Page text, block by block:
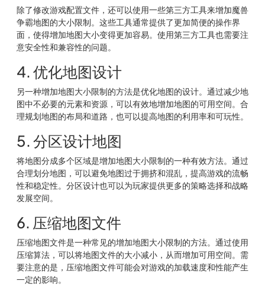
除了修改游戏配置文件，还可以使用一些第三方工具来增加魔兽
争霸地图的大小限制。这些工具通常提供了更加简便的操作界
面，使得增加地图大小变得更加容易。使用第三方工具也需要注
意安全性和兼容性的问题。
4. 优化地图设计
另一种增加地图大小限制的方法是优化地图的设计。通过减少地
图中不必要的元素和资源，可以有效地增加地图的可用空间。合
理规划地图的布局和道路，也可以提高地图的利用率和可玩性。
5. 分区设计地图
将地图分成多个区域是增加地图大小限制的一种有效方法。通过
合理划分地图，可以避免地图过于拥挤和混乱，提高游戏的流畅
性和稳定性。分区设计也可以为玩家提供更多的策略选择和战略
发展空间。
6. 压缩地图文件
压缩地图文件是一种常见的增加地图大小限制的方法。通过使用
压缩算法，可以将地图文件的大小减小，从而增加可用空间。需
要注意的是，压缩地图文件可能会对游戏的加载速度和性能产生
一定的影响。